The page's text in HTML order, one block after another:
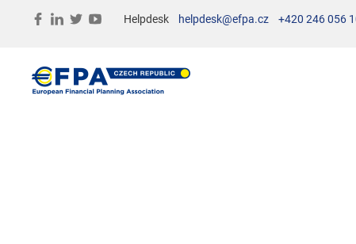
Helpdesk helpdesk@efpa.cz +420 246 056